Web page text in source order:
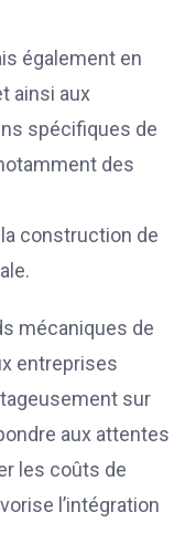
également en
ainsi aux
spécifiques de
des
la construction de
mécaniques de
entreprises
sur
aux attentes
les coûts de
l’intégration